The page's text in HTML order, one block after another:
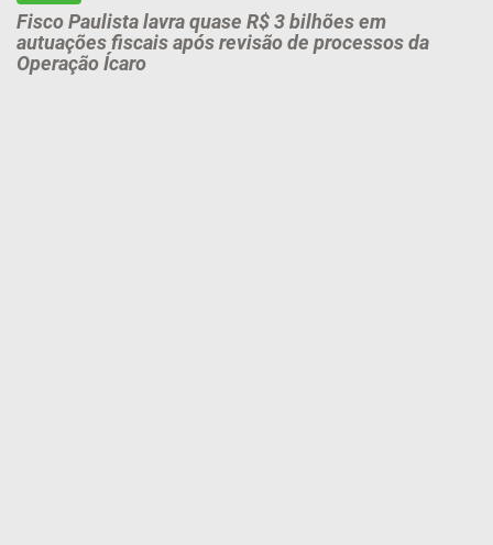
Fisco Paulista lavra quase R$ 3 bilhões em
autuações fiscais após revisão de processos da
Operação Ícaro